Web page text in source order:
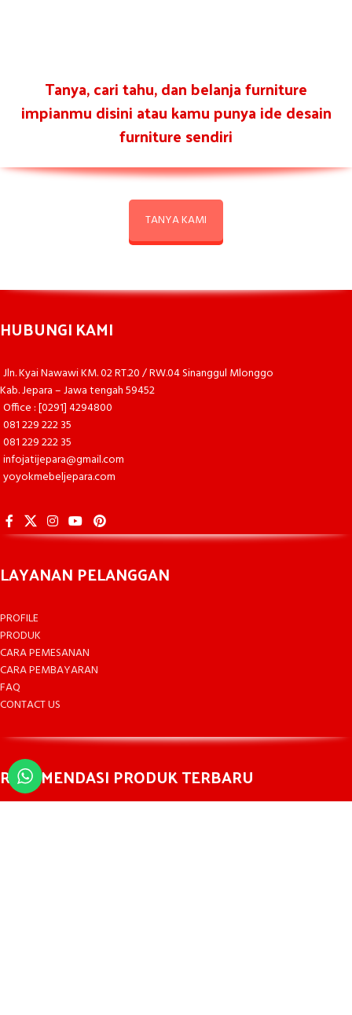
Tanya, cari tahu, dan belanja furniture
impianmu disini atau kamu punya ide desain
furniture sendiri
TANYA KAMI
HUBUNGI KAMI
Jln. Kyai Nawawi KM. 02 RT.20 / RW.04 Sinanggul Mlonggo
Kab. Jepara – Jawa tengah 59452
Office : [0291] 4294800
081 229 222 35
081 229 222 35
infojatijepara@gmail.com
yoyokmebeljepara.com
LAYANAN PELANGGAN
PROFILE
PRODUK
CARA PEMESANAN
CARA PEMBAYARAN
FAQ
CONTACT US
REKOMENDASI PRODUK TERBARU